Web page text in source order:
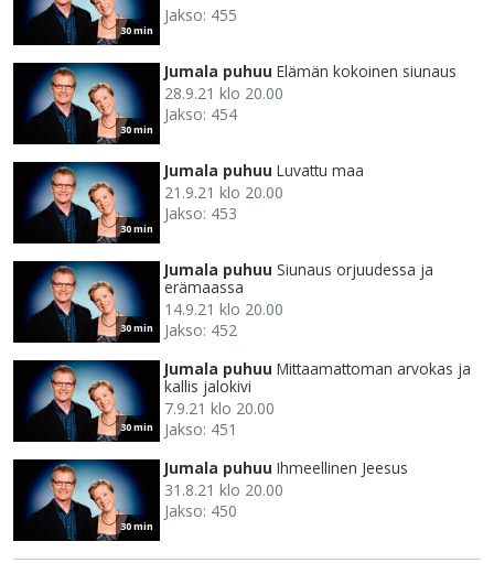
30 min
Jakso: 455
30 min
Jumala puhuu Elämän kokoinen siunaus
28.9.21 klo 20.00
Jakso: 454
30 min
Jumala puhuu Luvattu maa
21.9.21 klo 20.00
Jakso: 453
30 min
Jumala puhuu Siunaus orjuudessa ja
erämaassa
14.9.21 klo 20.00
Jakso: 452
30 min
Jumala puhuu Mittaamattoman arvokas ja
kallis jalokivi
7.9.21 klo 20.00
Jakso: 451
30 min
Jumala puhuu Ihmeellinen Jeesus
31.8.21 klo 20.00
Jakso: 450